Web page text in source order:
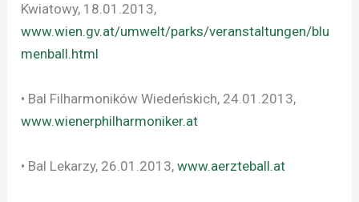
Kwiatowy, 18.01.2013,
www.wien.gv.at/umwelt/parks/veranstaltungen/blu
menball.html
• Bal Filharmoników Wiedeńskich, 24.01.2013,
www.wienerphilharmoniker.at
• Bal Lekarzy, 26.01.2013,www.aerzteball.at